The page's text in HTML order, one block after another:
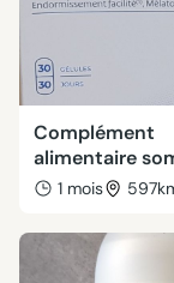
Complément
alimentaire
1 mois